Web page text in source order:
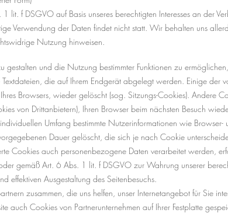
lit. f DSGVO auf Basis unseres berechtigten Interesses an der
Verwendung der Daten findet nicht statt. Wir behalten uns
Nutzung hinweisen.
gestalten und die Nutzung bestimmter Funktionen zu
die auf Ihrem Endgerät abgelegt werden. Einige der
Browsers, wieder gelöscht (sog. Sitzungs-Cookies). Andere
von Drittanbietern), Ihren Browser beim nächsten Besuch
Umfang bestimmte Nutzerinformationen wie Browser-
Dauer gelöscht, die sich je nach Cookie
Cookies auch personenbezogene Daten verarbeitet werden,
gemäß Art. 6 Abs. 1 lit. f DSGVO zur Wahrung unserer
effektiven Ausgestaltung des Seitenbesuchs.
zusammen, die uns helfen, unser Internetangebot für Sie
auch Cookies von Partnerunternehmen auf Ihrer Festplatte